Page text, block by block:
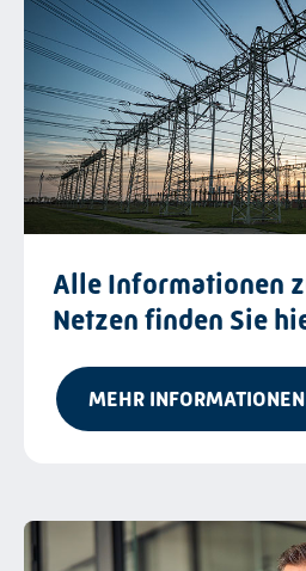
Alle Informationen
Netzen finden Sie
MEHR INFORMATIONEN